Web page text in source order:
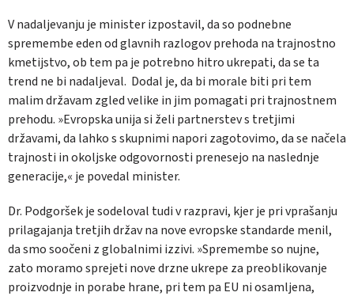
V nadaljevanju je minister izpostavil, da so podnebne
spremembe eden od glavnih razlogov prehoda na trajnostno
kmetijstvo, ob tem pa je potrebno hitro ukrepati, da se ta
trend ne bi nadaljeval. Dodal je, da bi morale biti pri tem
malim državam zgled velike in jim pomagati pri trajnostnem
prehodu. »Evropska unija si želi partnerstev s tretjimi
državami, da lahko s skupnimi napori zagotovimo, da se načela
trajnosti in okoljske odgovornosti prenesejo na naslednje
generacije,« je povedal minister.
Dr. Podgoršek je sodeloval tudi v razpravi, kjer je pri vprašanju
prilagajanja tretjih držav na nove evropske standarde menil,
da smo soočeni z globalnimi izzivi. »Spremembe so nujne,
zato moramo sprejeti nove drzne ukrepe za preoblikovanje
proizvodnje in porabe hrane, pri tem pa EU ni osamljena,